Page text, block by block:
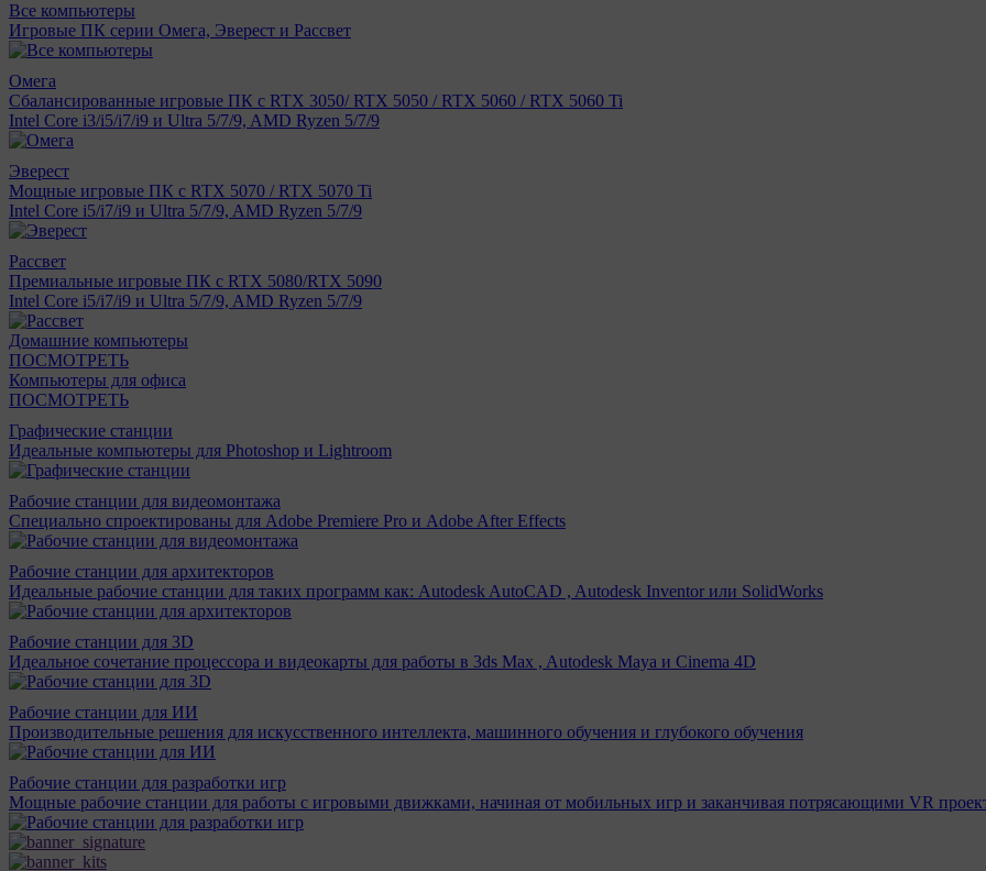
Все компьютеры
Игровые ПК серии Омега, Эверест и Рассвет
Омега
Сбалансированные игровые ПК с RTX 3050/ RTX 5050 / RTX 5060 / RTX 5060 Ti
Intel Core i3/i5/i7/i9 и Ultra 5/7/9, AMD Ryzen 5/7/9
Эверест
Мощные игровые ПК с RTX 5070 / RTX 5070 Ti
Intel Core i5/i7/i9 и Ultra 5/7/9, AMD Ryzen 5/7/9
Рассвет
Премиальные игровые ПК с RTX 5080/RTX 5090
Intel Core i5/i7/i9 и Ultra 5/7/9, AMD Ryzen 5/7/9
Домашние компьютеры
ПОСМОТРЕТЬ
Компьютеры для офиса
ПОСМОТРЕТЬ
Графические станции
Идеальные компьютеры для Photoshop и Lightroom
Рабочие станции для видеомонтажа
Специально спроектированы для Adobe Premiere Pro и Adobe After Effects
Рабочие станции для архитекторов
Идеальные рабочие станции для таких программ как: Autodesk AutoCAD , Autodesk Inventor или SolidWorks
Рабочие станции для 3D
Идеальное сочетание процессора и видеокарты для работы в 3ds Max , Autodesk Maya и Cinema 4D
Рабочие станции для ИИ
Производительные решения для искусственного интеллекта, машинного обучения и глубокого обучения
Рабочие станции для разработки игр
Мощные рабочие станции для работы с игровыми движками, начиная от мобильных игр и заканчивая потрясающими VR